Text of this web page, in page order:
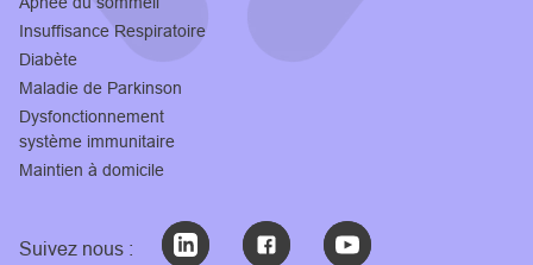
Insuffisance Respiratoire
Diabète
Maladie de Parkinson
Dysfonctionnement
système immunitaire
Maintien à domicile
Suivez nous :